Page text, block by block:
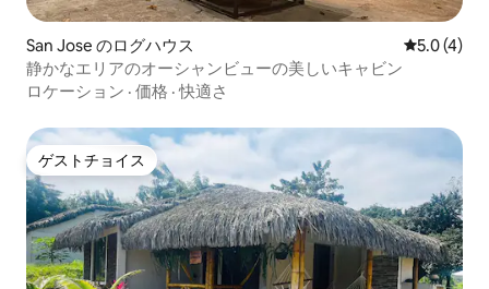
San Jose のログハウス レビュー4
5.0 (4)
静かなエリアのオーシャンビューの美しいキャビン
ロケーション · 価格 ·快適さ
ゲストチョイス
ゲストチョイス